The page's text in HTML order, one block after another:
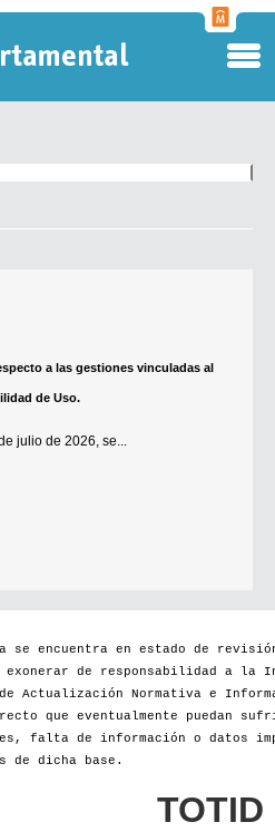
a las gestiones vinculadas al
de Uso.
julio de 2026, se...
se encuentra en estado de
exonerar de responsabilidad a la
Actualización Normativa e
que eventualmente puedan
falta de información o datos
de dicha base.
TOTID